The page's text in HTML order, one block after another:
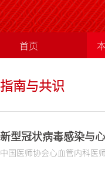
首页
指南与共识
新型冠状病毒感染与
中国医师协会心血管内科医